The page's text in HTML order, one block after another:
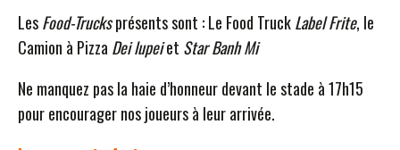
LesFood-Trucksprésents sont : Le Food TruckLabel Frite, le
Camion à Pizza Dei lupeiet Star Banh Mi
Ne manquez pas la haie d’honneur devant le stade à 17h15
pour encourager nos joueurs à leur arrivée.